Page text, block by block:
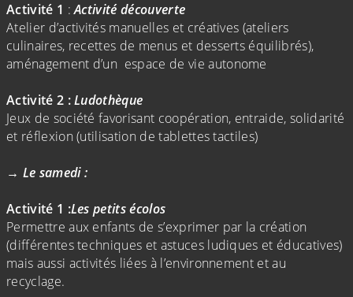
Activité 1 :Activité découverte
Atelier d’activités manuelles et créatives (ateliers
culinaires, recettes de menus et desserts équilibrés),
aménagement d’un espace de vie autonome
Activité 2 :Ludothèque
Jeux de société favorisant coopération, entraide, solidarité
et réflexion (utilisation de tablettes tactiles)
→ Le samedi :
Activité 1 :Lespetitsécolos
Permettre aux enfants de s’exprimer par la création
(différentes techniques et astuces ludiques et éducatives)
mais aussi activités liées à l’environnement et au
recyclage.